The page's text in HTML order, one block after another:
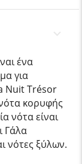
ένα
για
Nuit Trésor
κορυφής
νότα είναι
Γάλα
νότες ξύλων.